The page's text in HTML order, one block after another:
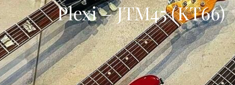
Plexi – JTM45 (KT66)